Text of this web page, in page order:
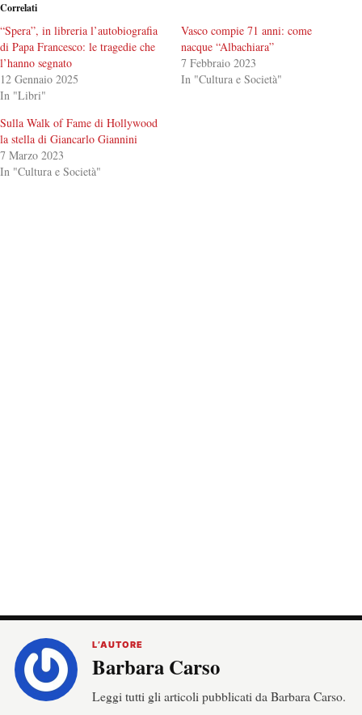
Correlati
“Spera”, in libreria l’autobiografia
di Papa Francesco: le tragedie che
l’hanno segnato
12 Gennaio 2025
In "Libri"
Vasco compie 71 anni: come
nacque “Albachiara”
7 Febbraio 2023
In "Cultura e Società"
Sulla Walk of Fame di Hollywood
la stella di Giancarlo Giannini
7 Marzo 2023
In "Cultura e Società"
L’AUTORE
Barbara Carso
Leggi tutti gli articoli pubblicati da Barbara Carso.